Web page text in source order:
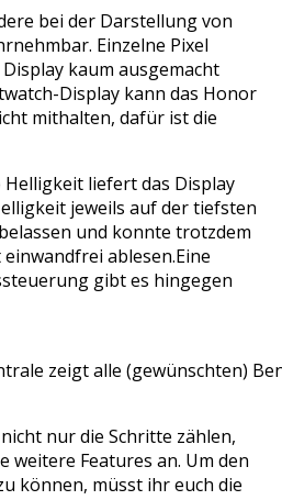
bei der Darstellung von
Einzelne Pixel
kaum ausgemacht
Display kann das Honor
mithalten, dafür ist die
liefert das Display
jeweils auf der tiefsten
und konnte trotzdem
ablesen.Eine
gibt es hingegen
zeigt alle (gewünschten)
nur die Schritte zählen,
weitere Features an. Um den
können, müsst ihr euch die